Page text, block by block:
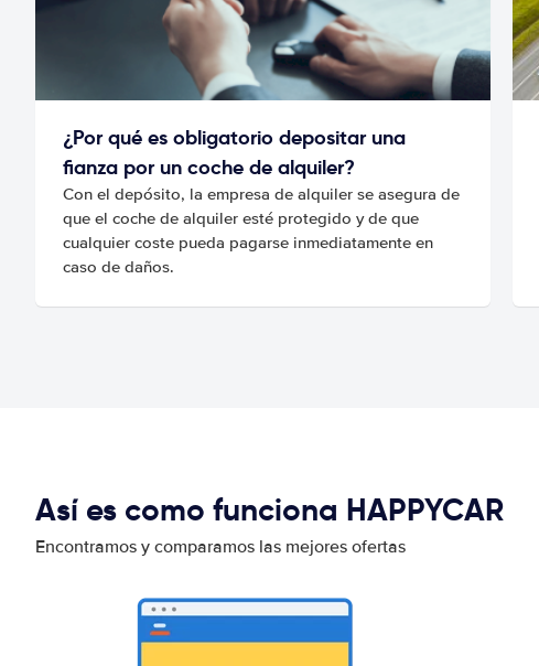
¿Por qué es obligatorio depositar una
fianza por un coche de alquiler?
Con el depósito, la empresa de alquiler se asegura de
que el coche de alquiler esté protegido y de que
cualquier coste pueda pagarse inmediatamente en
caso de daños.
Así es como funciona HAPPYCAR
Encontramos y comparamos las mejores ofertas